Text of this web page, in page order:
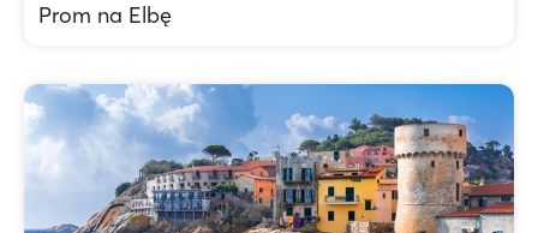
Prom na Elbę